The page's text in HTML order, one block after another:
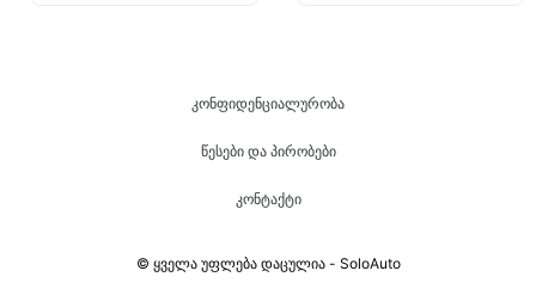
კონფიდენციალურობა
წესები და პირობები
კონტაქტი
© ყველა უფლება დაცულია - SoloAuto